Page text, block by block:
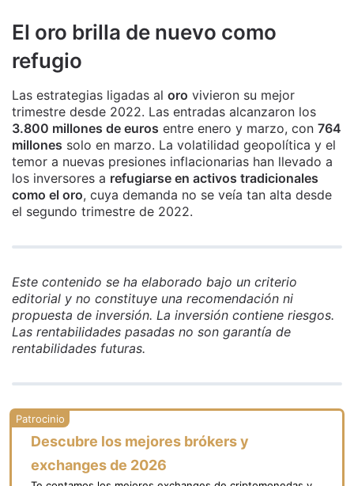
El oro brilla de nuevo como
refugio
Las estrategias ligadas al oro vivieron su mejor
trimestre desde 2022. Las entradas alcanzaron los
3.800 millones de euros entre enero y marzo, con 764
millones solo en marzo. La volatilidad geopolítica y el
temor a nuevas presiones inflacionarias han llevado a
los inversores a refugiarse en activos tradicionales
como el oro, cuya demanda no se veía tan alta desde
el segundo trimestre de 2022.
Este contenido se ha elaborado bajo un criterio
editorial y no constituye una recomendación ni
propuesta de inversión. La inversión contiene riesgos.
Las rentabilidades pasadas no son garantía de
rentabilidades futuras.
Descubre los mejores brókers y
exchanges de 2026